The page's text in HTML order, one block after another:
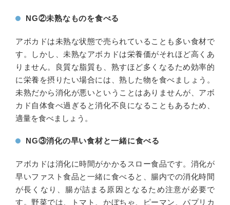
NG②未熟なものを食べる
アボカドは未熟な状態で売られていることも多い食材で
す。しかし、未熟なアボカドは栄養価がそれほど高くあ
りません。良質な脂質も、熟すほど多くなるため効率的
に栄養を摂りたい場合には、熟した物を食べましょう。
未熟だから消化が悪いということはありませんが、アボ
カド自体食べ過ぎると消化不良になることもあるため、
適量を食べましょう。
NG③消化の早い食材と一緒に食べる
アボカドは消化に時間がかかるスロー食品です。消化が
早いファスト食品と一緒に食べると、腸内での消化時間
が長くなり、腸が詰まる原因となるため注意が必要で
す。野菜では、トマト、かぼちゃ、ピーマン、パプリカ